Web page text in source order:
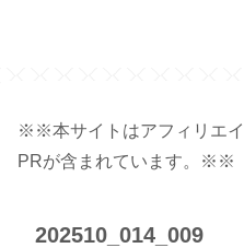
※※本サイトはアフィリエイ
PRが含まれています。※※
202510_014_009